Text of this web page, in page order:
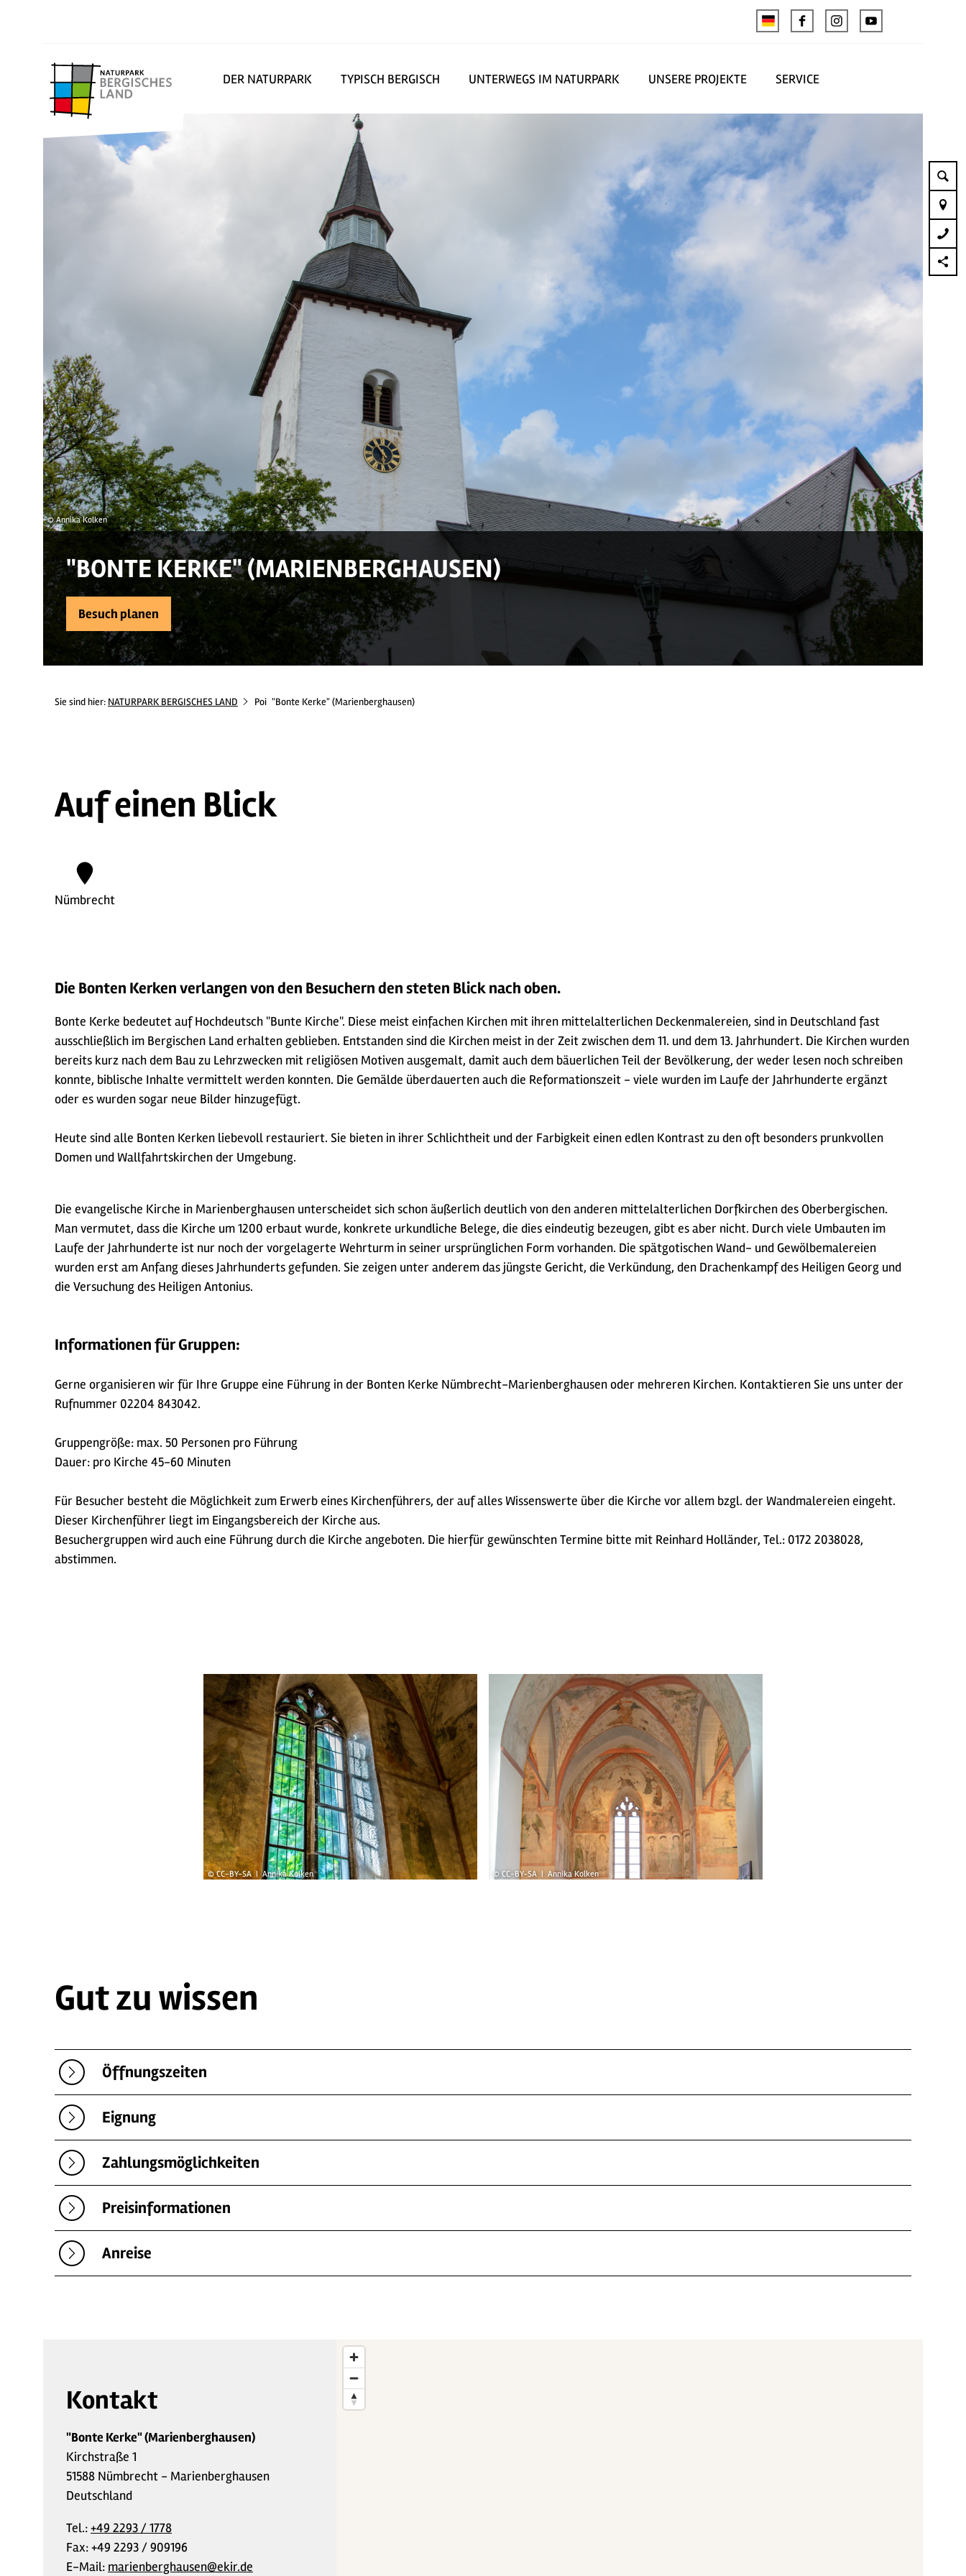
DER NATURPARK TYPISCH BERGISCH UNTERWEGS IM NATURPARK UNSERE PROJEKTE SERVICE
© Annika Kolken
"BONTE KERKE" (MARIENBERGHAUSEN)
Besuch planen
Sie sind hier: NATURPARK BERGISCHES LAND Poi "Bonte Kerke" (Marienberghausen)
Auf einen Blick
Nümbrecht
Die Bonten Kerken verlangen von den Besuchern den steten Blick nach oben.
Bonte Kerke bedeutet auf Hochdeutsch "Bunte Kirche". Diese meist einfachen Kirchen mit ihren mittelalterlichen Deckenmalereien, sind in Deutschland fast
ausschließlich im Bergischen Land erhalten geblieben. Entstanden sind die Kirchen meist in der Zeit zwischen dem 11. und dem 13. Jahrhundert. Die Kirchen wurden
bereits kurz nach dem Bau zu Lehrzwecken mit religiösen Motiven ausgemalt, damit auch dem bäuerlichen Teil der Bevölkerung, der weder lesen noch schreiben
konnte, biblische Inhalte vermittelt werden konnten. Die Gemälde überdauerten auch die Reformationszeit - viele wurden im Laufe der Jahrhunderte ergänzt
oder es wurden sogar neue Bilder hinzugefügt.
Heute sind alle Bonten Kerken liebevoll restauriert. Sie bieten in ihrer Schlichtheit und der Farbigkeit einen edlen Kontrast zu den oft besonders prunkvollen
Domen und Wallfahrtskirchen der Umgebung.
Die evangelische Kirche in Marienberghausen unterscheidet sich schon äußerlich deutlich von den anderen mittelalterlichen Dorfkirchen des Oberbergischen.
Man vermutet, dass die Kirche um 1200 erbaut wurde, konkrete urkundliche Belege, die dies eindeutig bezeugen, gibt es aber nicht. Durch viele Umbauten im
Laufe der Jahrhunderte ist nur noch der vorgelagerte Wehrturm in seiner ursprünglichen Form vorhanden. Die spätgotischen Wand- und Gewölbemalereien
wurden erst am Anfang dieses Jahrhunderts gefunden. Sie zeigen unter anderem das jüngste Gericht, die Verkündung, den Drachenkampf des Heiligen Georg und
die Versuchung des Heiligen Antonius.
Informationen für Gruppen:
Gerne organisieren wir für Ihre Gruppe eine Führung in der Bonten Kerke Nümbrecht-Marienberghausen oder mehreren Kirchen. Kontaktieren Sie uns unter der
Rufnummer 02204 843042.
Gruppengröße: max. 50 Personen pro Führung
Dauer: pro Kirche 45-60 Minuten
Für Besucher besteht die Möglichkeit zum Erwerb eines Kirchenführers, der auf alles Wissenswerte über die Kirche vor allem bzgl. der Wandmalereien eingeht.
Dieser Kirchenführer liegt im Eingangsbereich der Kirche aus.
Besuchergruppen wird auch eine Führung durch die Kirche angeboten. Die hierfür gewünschten Termine bitte mit Reinhard Holländer, Tel.: 0172 2038028,
abstimmen.
© CC-BY-SA | Annika Kolken © CC-BY-SA | Annika Kolken
Gut zu wissen
Öffnungszeiten
Eignung
Zahlungsmöglichkeiten
Preisinformationen
Anreise
Kontakt
"Bonte Kerke" (Marienberghausen)
Kirchstraße 1
51588 Nümbrecht - Marienberghausen
Deutschland
Tel.:+49 2293 / 1778
Fax:+49 2293 / 909196
E-Mail: marienberghausen@ekir.de